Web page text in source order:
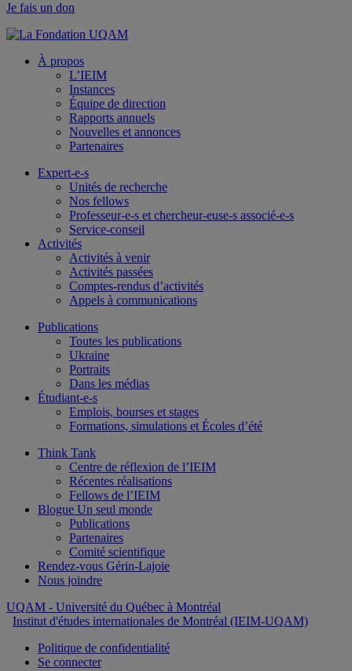
Je fais un don
À propos
L’IEIM
Instances
Équipe de direction
Rapports annuels
Nouvelles et annonces
Partenaires
Expert-e-s
Unités de recherche
Nos fellows
Professeur-e-s et chercheur-euse-s associé-e-s
Service-conseil
Activités
Activités à venir
Activités passées
Comptes-rendus d’activités
Appels à communications
Publications
Toutes les publications
Ukraine
Portraits
Dans les médias
Étudiant-e-s
Emplois, bourses et stages
Formations, simulations et Écoles d’été
Think Tank
Centre de réflexion de l’IEIM
Récentes réalisations
Fellows de l’IEIM
Blogue Un seul monde
Publications
Partenaires
Comité scientifique
Rendez-vous Gérin-Lajoie
Nous joindre
UQAM - Université du Québec à Montréal
Institut d'études internationales de Montréal (IEIM-UQAM)
Politique de confidentialité
Se connecter